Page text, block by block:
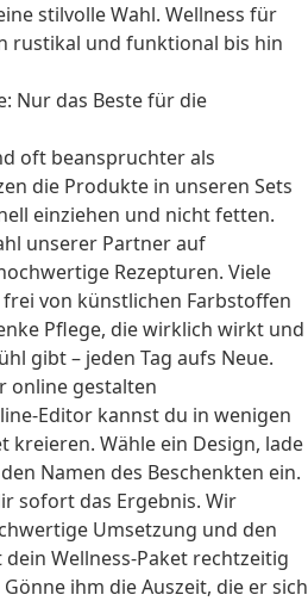
stilvolle Wahl. Wellness für
rustikal und funktional bis hin
Nur das Beste für die
oft beanspruchter als
die Produkte in unseren Sets
einziehen und nicht fetten.
unserer Partner auf
Rezepturen. Viele
von künstlichen Farbstoffen
Pflege, die wirklich wirkt und
gibt – jeden Tag aufs Neue.
online gestalten
Editor kannst du in wenigen
kreieren. Wähle ein Design, lade
Namen des Beschenkten ein.
sofort das Ergebnis. Wir
Umsetzung und den
Wellness-Paket rechtzeitig
ihm die Auszeit, die er sich